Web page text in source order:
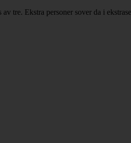
tre. Ekstra personer sover da i